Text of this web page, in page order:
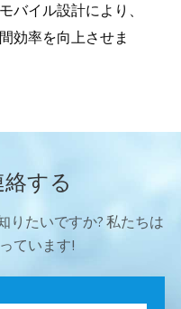
バイル設計により、
効率を向上させま
絡する
りたいですか? 私たちは
ています!